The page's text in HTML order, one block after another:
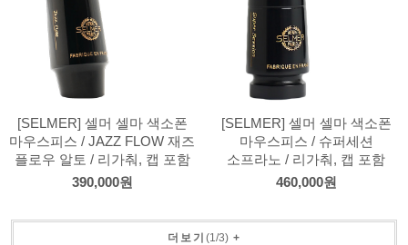
[SELMER] 셀머 셀마 색소폰
마우스피스 / JAZZ FLOW 재즈
플로우 알토 / 리가춰, 캡 포함
390,000원
[SELMER] 셀머 셀마 색소폰
마우스피스 / 슈퍼세션
소프라노 / 리가춰, 캡 포함
460,000원
더보기 (1/3)+